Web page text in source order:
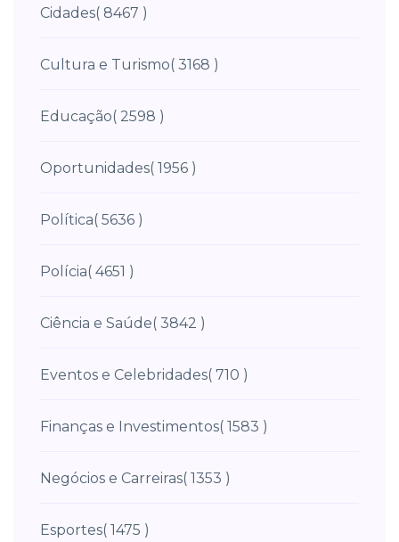
Cidades( 8467 )
Cultura e Turismo( 3168 )
Educação( 2598 )
Oportunidades( 1956 )
Política( 5636 )
Polícia( 4651 )
Ciência e Saúde( 3842 )
Eventos e Celebridades( 710 )
Finanças e Investimentos( 1583 )
Negócios e Carreiras( 1353 )
Esportes( 1475 )